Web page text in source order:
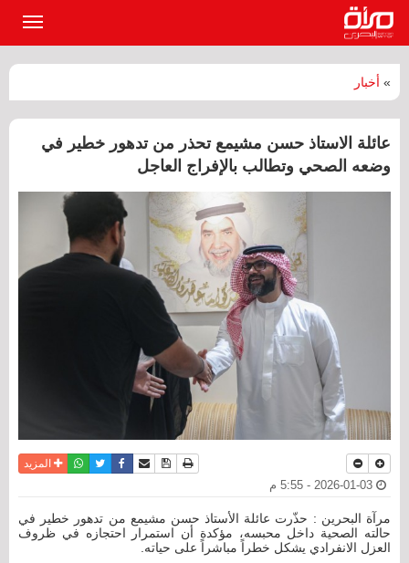
» أخبار
عائلة الاستاذ حسن مشيمع تحذر من تدهور خطير في
وضعه الصحي وتطالب بالإفراج العاجل
نسخة للطباعة
حفظ الموضوع
أرسل الى صديق
فيسبوكتويترواتسابالمزيد
مرآة البحرين : حذّرت عائلة الأستاذ حسن مشيمع من تدهور خطير في
حالته الصحية داخل محبسه، مؤكدة أن استمرار احتجازه في ظروف
العزل الانفرادي يشكل خطراً مباشراً على حياته.